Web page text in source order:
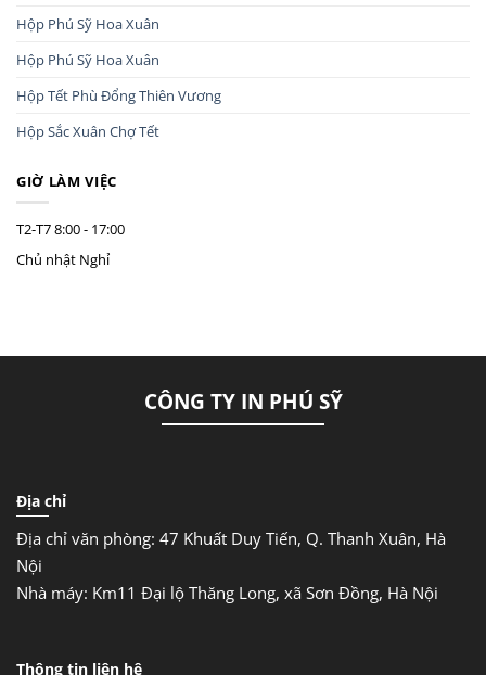
Hộp Phú Sỹ Hoa Xuân
Hộp Phú Sỹ Hoa Xuân
Hộp Tết Phù Đổng Thiên Vương
Hộp Sắc Xuân Chợ Tết
GIỜ LÀM VIỆC
T2-T78:00 - 17:00
Chủ nhật Nghỉ
CÔNG TY IN PHÚ SỸ
Địa chỉ
Địa chỉ văn phòng: 47 Khuất Duy Tiến, Q. Thanh Xuân, Hà
Nội
Nhà máy: Km11 Đại lộ Thăng Long, xã Sơn Đồng, Hà Nội
Thông tin liên hệ